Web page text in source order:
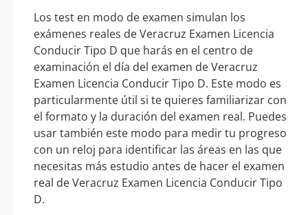
Los test en modo de examen simulan los
exámenes reales de Veracruz Examen Licencia
Conducir Tipo D que harás en el centro de
examinación el día del examen de Veracruz
Examen Licencia Conducir Tipo D. Este modo es
particularmente útil si te quieres familiarizar con
el formato y la duración del examen real. Puedes
usar también este modo para medir tu progreso
con un reloj para identificar las áreas en las que
necesitas más estudio antes de hacer el examen
real de Veracruz Examen Licencia Conducir Tipo
D.